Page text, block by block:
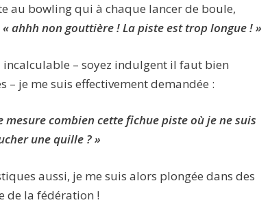
au bowling qui à chaque lancer de boule,
« ahhh non gouttière ! La piste est trop longue ! »
– soyez indulgent il faut bien
– je me suis effectivement demandée :
mesure combien cette fichue piste où je ne suis
une quille ? »
aussi, je me suis alors plongée dans des
de la fédération !